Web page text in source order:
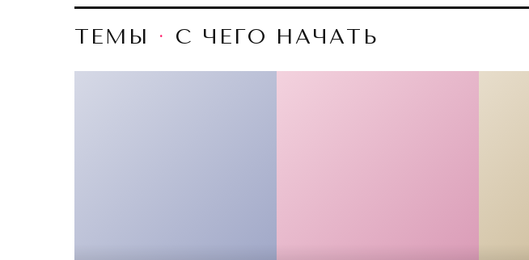
ТЕМЫ · С ЧЕГО НАЧАТЬ